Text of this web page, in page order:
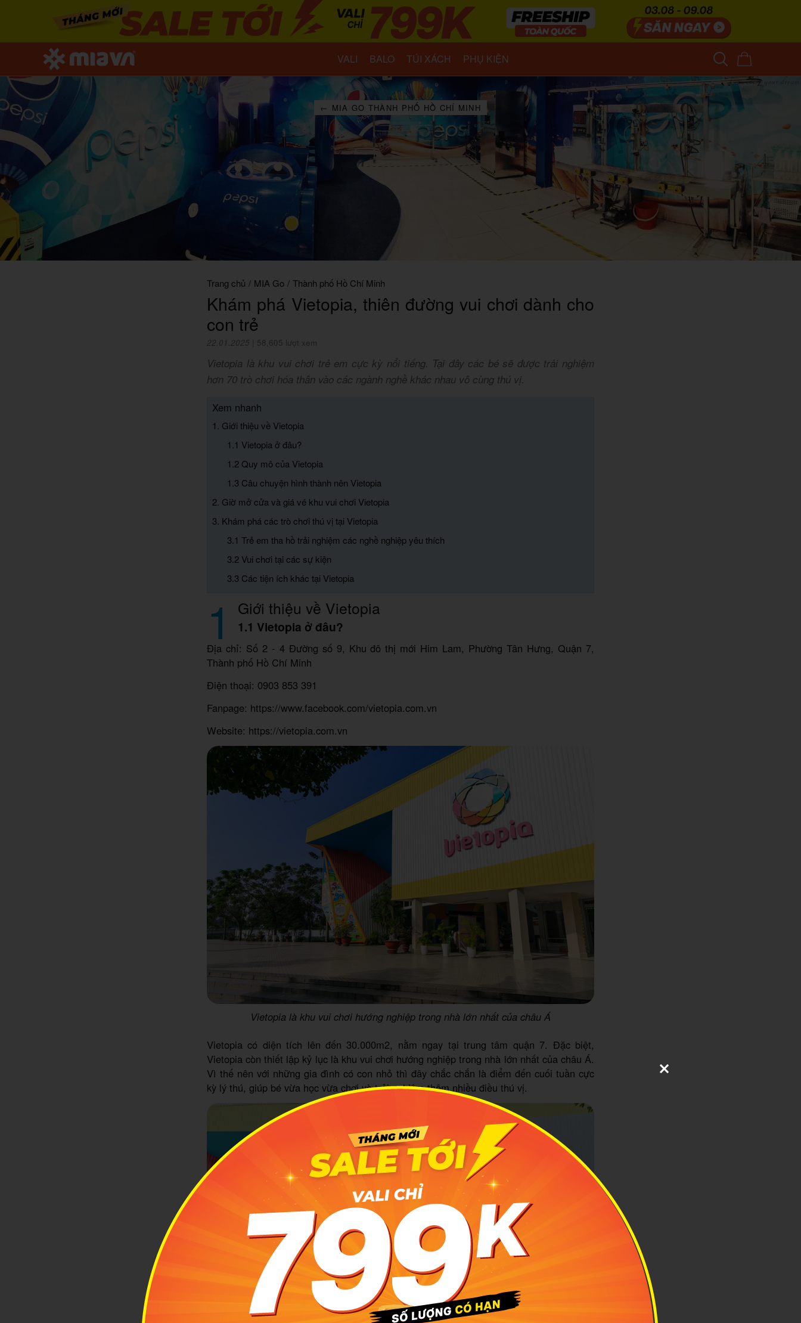
VALI BALO TÚI XÁCH PHỤ KIỆN
← MIA GO THÀNH PHỐ HỒ CHÍ MINH
Trang chủ / MIA Go / Thành phố Hồ Chí Minh
Khám phá Vietopia, thiên đường vui chơi dành cho
con trẻ
22.01.2025 58,605 lượt xem
Vietopia là khu vui chơi trẻ em cực kỳ nổi tiếng. Tại đây các bé sẽ được trải nghiệm
hơn 70 trò chơi hóa thân vào các ngành nghề khác nhau vô cùng thú vị.
Xem nhanh
1. Giới thiệu về Vietopia
1.1 Vietopia ở đâu?
1.2 Quy mô của Vietopia
1.3 Câu chuyện hình thành nên Vietopia
2. Giờ mở cửa và giá vé khu vui chơi Vietopia
3. Khám phá các trò chơi thú vị tại Vietopia
3.1 Trẻ em tha hồ trải nghiệm các nghề nghiệp yêu thích
3.2 Vui chơi tại các sự kiện
3.3 Các tiện ích khác tại Vietopia
1 Giới thiệu về Vietopia
1.1 Vietopia ở đâu?
Địa chỉ: Số 2 - 4 Đường số 9, Khu đô thị mới Him Lam, Phường Tân Hưng, Quận 7,
Thành phố Hồ Chí Minh
Điện thoại: 0903 853 391
Fanpage: https://www.facebook.com/vietopia.com.vn
Website: https://vietopia.com.vn
Vietopia là khu vui chơi hướng nghiệp trong nhà lớn nhất của châu Á
Vietopia có diện tích lên đến 30.000m2, nằm ngay tại trung tâm quận 7. Đặc biệt,
Vietopia còn thiết lập kỷ lục là khu vui chơi hướng nghiệp trong nhà lớn nhất của châu Á.
Vì thế nên với những gia đình có con nhỏ thì đây chắc chắn là điểm đến cuối tuần cực
kỳ lý thú, giúp bé vừa học vừa chơi và trải nghiệm thêm nhiều điều thú vị.